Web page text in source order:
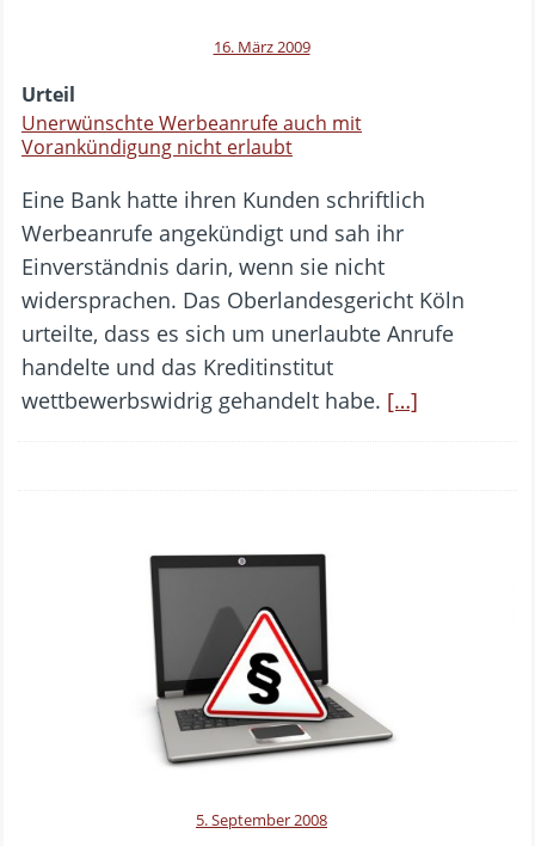
16. März 2009
Urteil
Unerwünschte Werbeanrufe auch mit
Vorankündigung nicht erlaubt
Eine Bank hatte ihren Kunden schriftlich
Werbeanrufe angekündigt und sah ihr
Einverständnis darin, wenn sie nicht
widersprachen. Das Oberlandesgericht Köln
urteilte, dass es sich um unerlaubte Anrufe
handelte und das Kreditinstitut
wettbewerbswidrig gehandelt habe. […]
5. September 2008